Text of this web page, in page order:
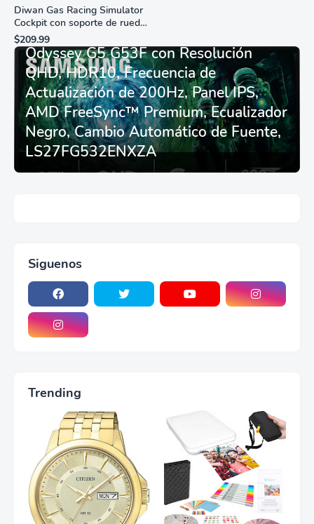
Diwan Gas Racing Simulator
Cockpit con soporte de rueda
de carreras plegable y
asiento - Logitech
G29/920/923/27/25,
Thrustmaster
T248/X/T300RS/T150/458/TX
$209.99
Monitor Gamer SAMSUNG 27”
Odyssey G5 G53F con Resolución
QHD, HDR10, Frecuencia de
Actualización de 200Hz, Panel IPS,
AMD FreeSync™ Premium, Ecualizador
Negro, Cambio Automático de Fuente,
LS27FG532ENXZA
Siguenos
Trending